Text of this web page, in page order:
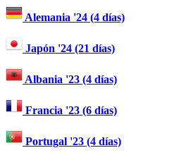
Alemania '24 (4 días)
Japón '24 (21 días)
Albania '23 (4 días)
Francia '23 (6 días)
Portugal '23 (4 días)